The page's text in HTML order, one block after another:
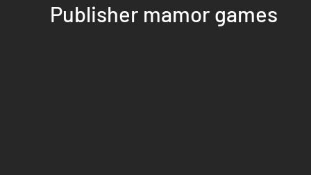
Publisher mamor games